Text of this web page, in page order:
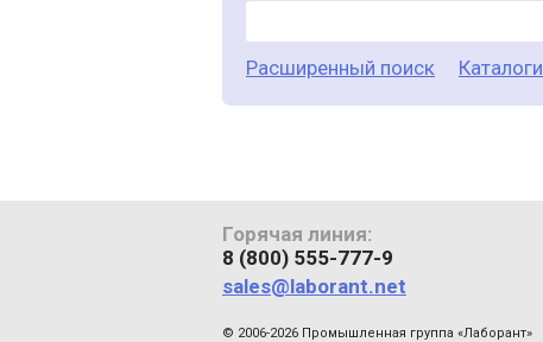
Расширенный поиск Каталоги
Горячая линия:
8 (800) 555-777-9
sales@laborant.net
© 2006-2026 Промышленная группа «Лаборант»